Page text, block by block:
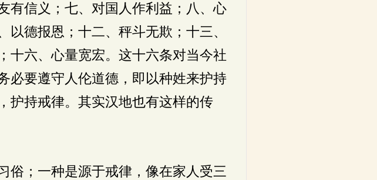
有信义；七、对国人作利益；八、心
德报恩；十二、秤斗无欺；十三、
十六、心量宽宏。这十六条对当今社
必要遵守人伦道德，即以种姓来护持
护持戒律。其实汉地也有这样的传
俗；一种是源于戒律，像在家人受三